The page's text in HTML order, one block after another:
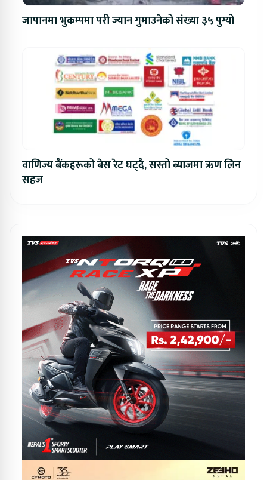
जापानमा भुकम्पमा परी ज्यान गुमाउनेको संख्या ३५ पुग्यो
वाणिज्य बैंकहरूको बेस रेट घट्दै, सस्तो ब्याजमा ऋण लिन
सहज